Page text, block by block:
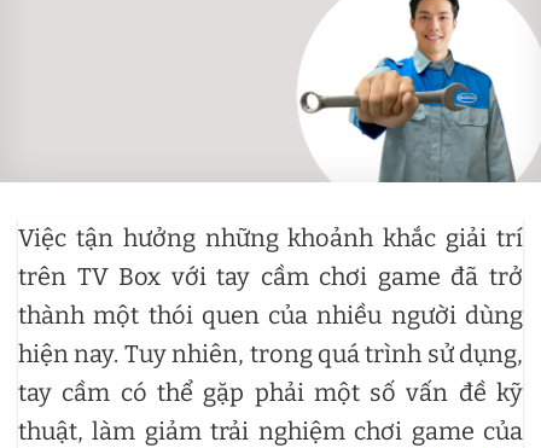
Việc tận hưởng những khoảnh khắc giải trí
trên TV Box với tay cầm chơi game đã trở
thành một thói quen của nhiều người dùng
hiện nay. Tuy nhiên, trong quá trình sử dụng,
tay cầm có thể gặp phải một số vấn đề kỹ
thuật, làm giảm trải nghiệm chơi game của